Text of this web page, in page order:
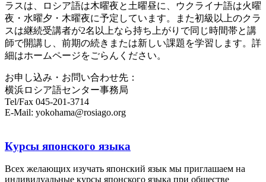
ラスは、ロシア語は木曜夜と土曜昼に、ウクライナ語は火曜
夜・水曜夕・木曜夜に予定しています。また初級以上のクラ
スは継続受講者が2名以上なら持ち上がりで同じ時間帯と講
師で開講し、前期の続きまたは新しい課題を学習します。詳
細はホームページをごらんください。
お申し込み・お問い合わせ先：
横浜ロシア語センター事務局
Tel/Fax 045-201-3714
E-Mail: yokohama@rosiago.org
Курсы японского языка
Всех желающих изучать японский язык мы приглашаем на
индивидуальные курсы японского языка при обществе